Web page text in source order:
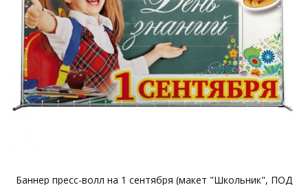
Баннер пресс-волл на 1 сентября (макет "Школьник", ПОД